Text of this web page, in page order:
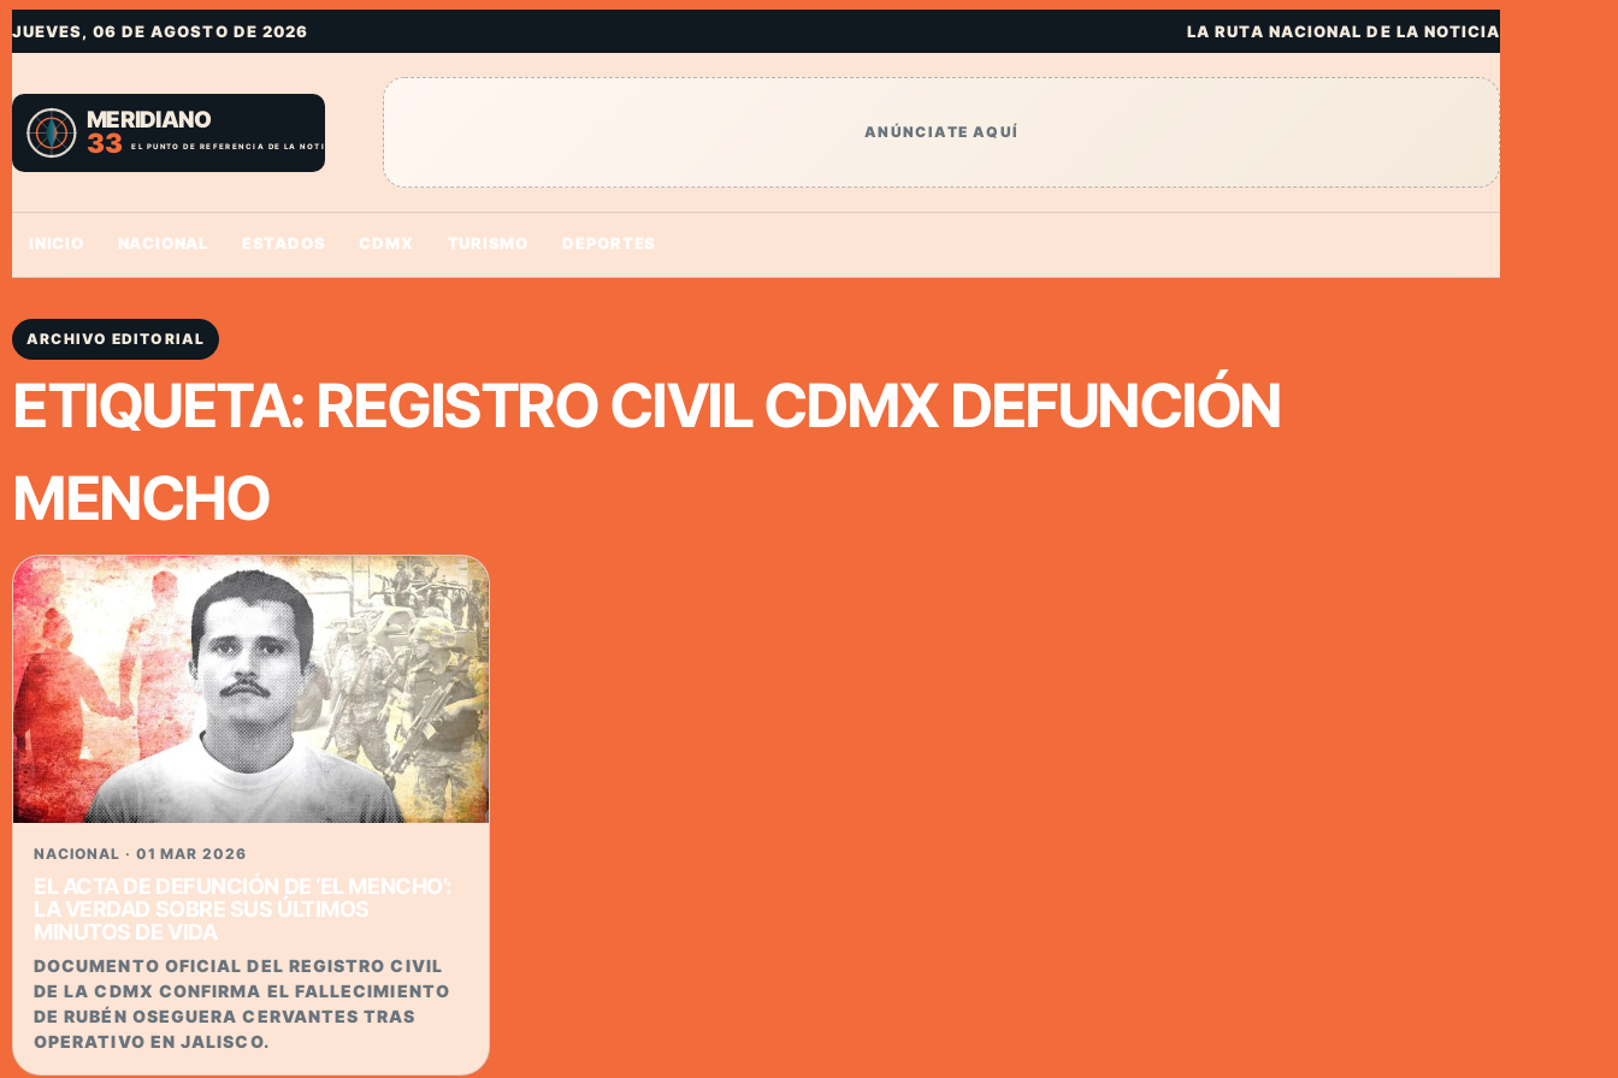
JUEVES, 06 DE AGOSTO DE 2026 LA RUTA NACIONAL DE LA NOTICIA
ANÚNCIATE AQUÍ
INICIO NACIONAL ESTADOS CDMX TURISMO DEPORTES
ARCHIVO EDITORIAL
ETIQUETA: REGISTRO CIVIL CDMX DEFUNCIÓN
MENCHO
NACIONAL · 01 MAR 2026
EL ACTA DE DEFUNCIÓN DE ‘EL MENCHO’:
LA VERDAD SOBRE SUS ÚLTIMOS
MINUTOS DE VIDA
DOCUMENTO OFICIAL DEL REGISTRO CIVIL
DE LA CDMX CONFIRMA EL FALLECIMIENTO
DE RUBÉN OSEGUERA CERVANTES TRAS
OPERATIVO EN JALISCO.